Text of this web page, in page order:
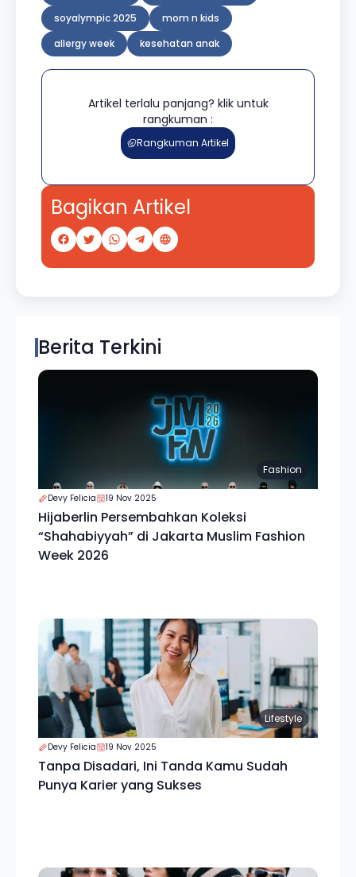
soyalympic 2025
mom n kids
allergy week
kesehatan anak
Artikel terlalu panjang? klik untuk
rangkuman :
Rangkuman Artikel
Bagikan Artikel
Berita Terkini
Fashion
Devy Felicia 19 Nov 2025
Hijaberlin Persembahkan Koleksi
“Shahabiyyah” di Jakarta Muslim Fashion
Week 2026
Lifestyle
Devy Felicia 19 Nov 2025
Tanpa Disadari, Ini Tanda Kamu Sudah
Punya Karier yang Sukses